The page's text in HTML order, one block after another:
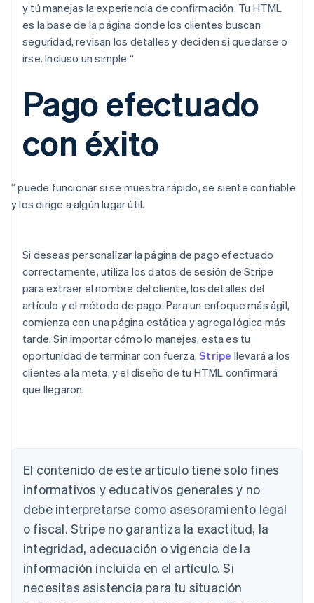
y tú manejas la experiencia de confirmación. Tu HTML
es la base de la página donde los clientes buscan
seguridad, revisan los detalles y deciden si quedarse o
irse. Incluso un simple “
Pago efectuado
con éxito
” puede funcionar si se muestra rápido, se siente confiable
y los dirige a algún lugar útil.
Si deseas personalizar la página de pago efectuado
correctamente, utiliza los datos de sesión de Stripe
para extraer el nombre del cliente, los detalles del
artículo y el método de pago. Para un enfoque más ágil,
comienza con una página estática y agrega lógica más
tarde. Sin importar cómo lo manejes, esta es tu
oportunidad de terminar con fuerza.Stripe llevará a los
clientes a la meta, y el diseño de tu HTML confirmará
que llegaron.
El contenido de este artículo tiene solo fines
informativos y educativos generales y no
debe interpretarse como asesoramiento legal
o fiscal. Stripe no garantiza la exactitud, la
integridad, adecuación o vigencia de la
información incluida en el artículo. Si
necesitas asistencia para tu situación
DeutschEnglish
English
Austria
Deutsch English
Bélgica
NederlandsFrançaisDeutschEnglish
Brasil
Bulgaria
English